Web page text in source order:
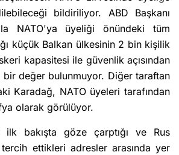
bildiriliyor. ABD Başkanı
NATO'ya üyeliği önündeki tüm
küçük Balkan ülkesinin 2 bin kişilik
kapasitesi ile güvenlik açısından
bir değer bulunmuyor. Diğer taraftan
Karadağ, NATO üyeleri tarafından
olarak görülüyor.
ilk bakışta göze çarptığı ve Rus
ettikleri adresler arasında yer